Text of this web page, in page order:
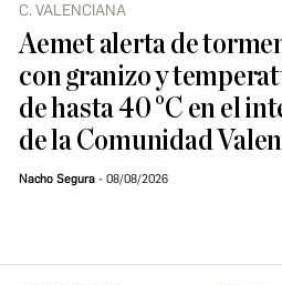
C. VALENCIANA
Aemet alerta de
con granizo y
de hasta 40 °C en el
de la Comunidad
Nacho Segura 08/08/2026